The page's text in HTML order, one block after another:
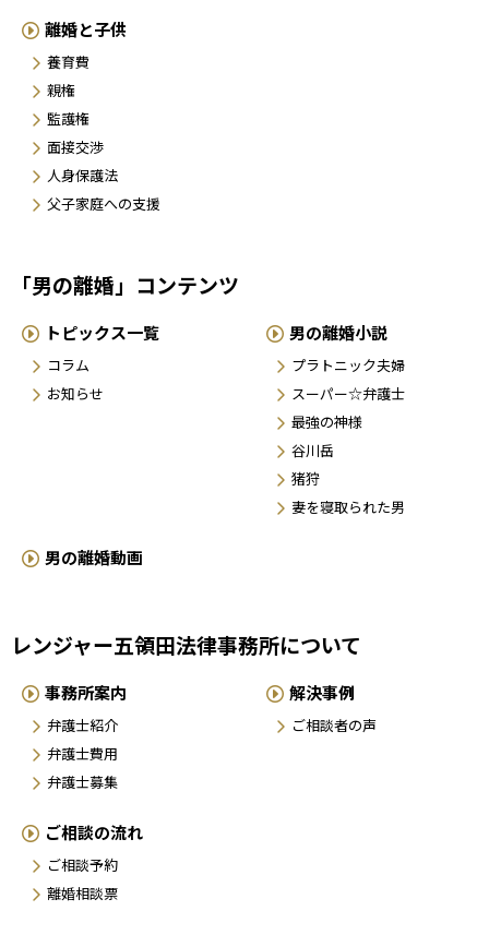
離婚と子供
養育費
親権
監護権
面接交渉
人身保護法
父子家庭への支援
「男の離婚」コンテンツ
トピックス一覧
コラム
お知らせ
男の離婚小説
プラトニック夫婦
スーパー☆弁護士
最強の神様
谷川岳
猪狩
妻を寝取られた男
男の離婚動画
レンジャー五領田法律事務所について
事務所案内
弁護士紹介
弁護士費用
弁護士募集
解決事例
ご相談者の声
ご相談の流れ
ご相談予約
離婚相談票